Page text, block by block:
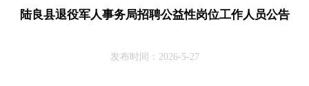
陆良县退役军人事务局招聘公益性岗位工作人员公告
发布时间：2026-5-27